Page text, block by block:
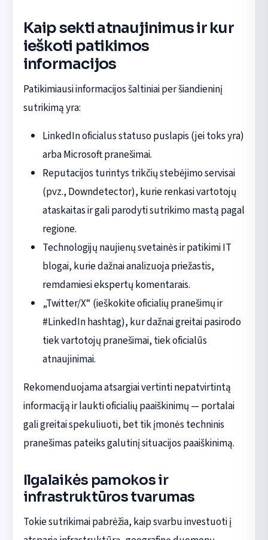
Kaip sekti atnaujinimus ir kur
ieškoti patikimos
informacijos
Patikimiausi informacijos šaltiniai per šiandieninį
sutrikimą yra:
LinkedIn oficialus statuso puslapis (jei toks yra)
arba Microsoft pranešimai.
Reputacijos turintys trikčių stebėjimo servisai
(pvz., Downdetector), kurie renkasi vartotojų
ataskaitas ir gali parodyti sutrikimo mastą pagal
regione.
Technologijų naujienų svetainės ir patikimi IT
blogai, kurie dažnai analizuoja priežastis,
remdamiesi ekspertų komentarais.
„Twitter/X“ (ieškokite oficialių pranešimų ir
#LinkedIn hashtag), kur dažnai greitai pasirodo
tiek vartotojų pranešimai, tiek oficialūs
atnaujinimai.
Rekomenduojama atsargiai vertinti nepatvirtintą
informaciją ir laukti oficialių paaiškinimų — portalai
gali greitai spekuliuoti, bet tik įmonės techninis
pranešimas pateiks galutinį situacijos paaiškinimą.
Ilgalaikės pamokos ir
infrastruktūros tvarumas
Tokie sutrikimai pabrėžia, kaip svarbu investuoti į